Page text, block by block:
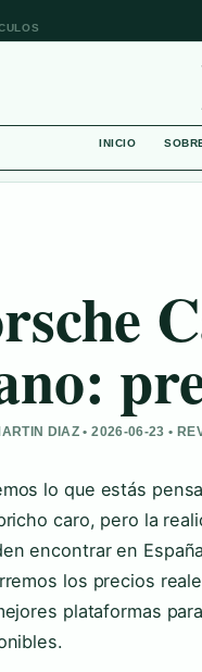
INICIO
DIAZ • 2026-06-23 •
lo que estás
caro, pero la
encontrar en
los precios
plataformas